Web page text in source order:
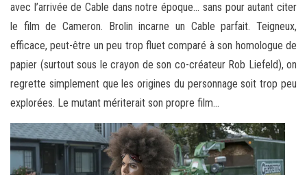
avec l’arrivée de Cable dans notre époque… sans pour autant citer
le film de Cameron. Brolin incarne un Cable parfait. Teigneux,
efficace, peut-être un peu trop fluet comparé à son homologue de
papier (surtout sous le crayon de son co-créateur Rob Liefeld), on
regrette simplement que les origines du personnage soit trop peu
explorées. Le mutant mériterait son propre film…